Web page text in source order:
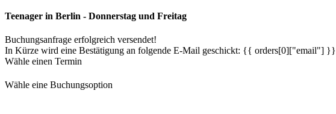
Teenager in Berlin - Donnerstag und Freitag
Buchungsanfrage erfolgreich versendet!
In Kürze wird eine Bestätigung an folgende E-Mail geschickt: {{ orders[0]["email"] }}
Wähle einen Termin
Wähle eine Buchungsoption